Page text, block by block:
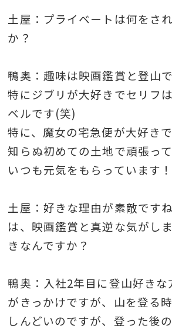
土屋：プライベートは何をさ
か？
鴨奥：趣味は映画鑑賞と登山
特にジブリが大好きでセリフ
ベルです(笑)
特に、魔女の宅急便が大好き
知らぬ初めての土地で頑張っ
いつも元気をもらっています！
土屋：好きな理由が素敵です
は、映画鑑賞と真逆な気がし
きなんですか？
鴨奥：入社2年目に登山好きな
がきっかけですが、山を登る
しんどいのですが、登った後